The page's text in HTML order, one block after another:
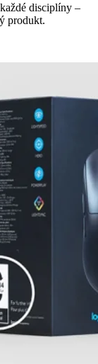
disciplíny –
produkt.